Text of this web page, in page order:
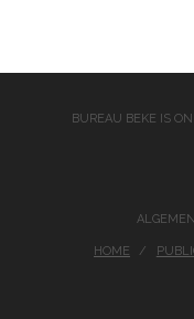
BUREAU BEKE IS
HOME